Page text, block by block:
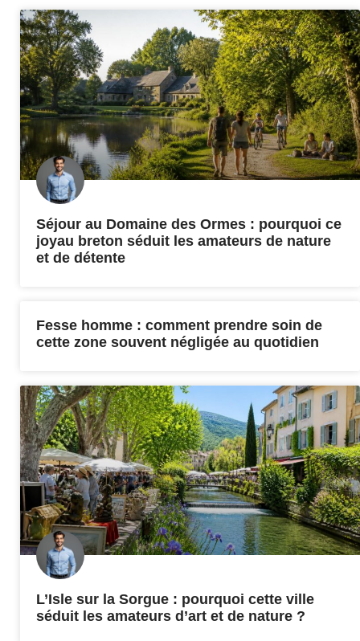
Séjour au Domaine des Ormes : pourquoi ce
joyau breton séduit les amateurs de nature
et de détente
Fesse homme : comment prendre soin de
cette zone souvent négligée au quotidien
L’Isle sur la Sorgue : pourquoi cette ville
séduit les amateurs d’art et de nature ?